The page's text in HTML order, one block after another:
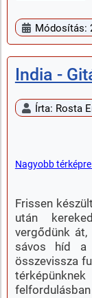
Módosítás:
India -
Írta: Rosta
Nagyobb
Frissen
után
vergődünk
sávos híd a
összevissza